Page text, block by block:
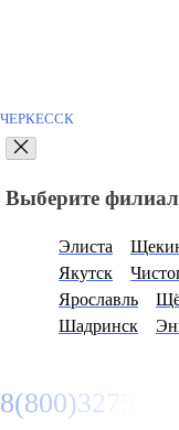
ЧЕРКЕССК
Выберите
Элиста
Якутск
Ярославль
Шадринск
8(800)3275280